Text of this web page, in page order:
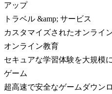
アップ
トラベル &amp; サービス
カスタマイズされたオンライ
オンライン教育
セキュアな学習体験を大規模
ゲーム
超高速で安全なゲームダウン